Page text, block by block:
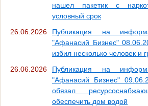
нашел пакетик с
условный срок
26.06.2026
Публикация на
"Афанасий Бизнес"
избил несколько человек и
26.06.2026
Публикация на
"Афанасий Бизнес"
обязал
обеспечить дом водой